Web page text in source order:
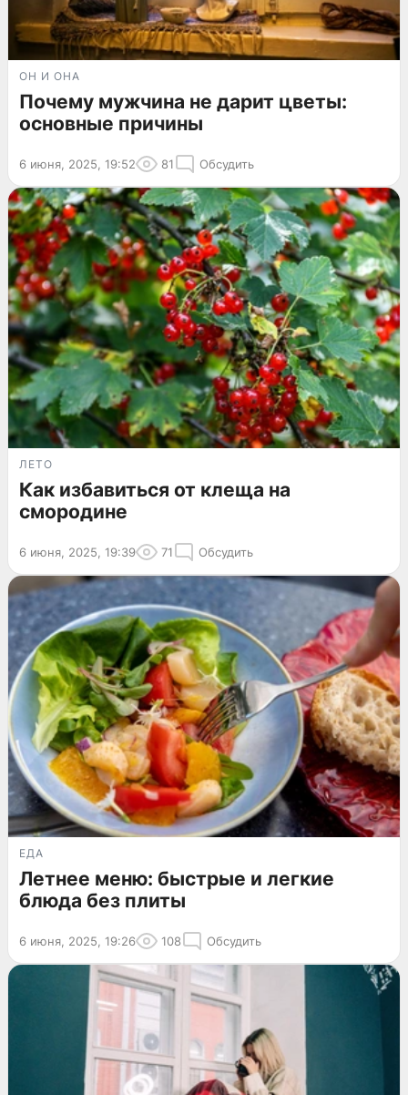
ОН И ОНА
Почему мужчина не дарит цветы:
основные причины
6 июня, 2025, 19:52 81 Обсудить
ЛЕТО
Как избавиться от клеща на
смородине
6 июня, 2025, 19:39 71 Обсудить
ЕДА
Летнее меню: быстрые и легкие
блюда без плиты
6 июня, 2025, 19:26 108 Обсудить